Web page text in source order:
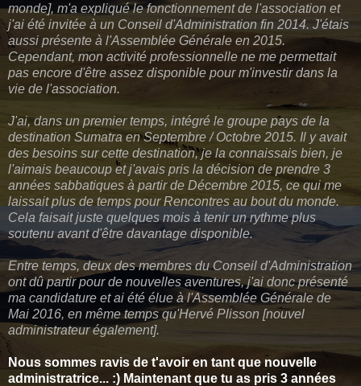
monde], m'a expliqué le fonctionnement de l'association et
j'ai été invitée à un Conseil d'Administration fin 2014. J'étais
aussi présente à l'Assemblée Générale en 2015.
Cependant, mon activité professionnelle ne me permettait
pas encore d'être assez disponible pour m'investir dans la
vie de l'association.
J'ai, dans un premier temps, intégré le groupe pays de la
destination Sumatra en Septembre / Octobre 2015. Il y avait
des besoins sur cette destination, je la connaissais bien, je
l'aimais beaucoup et j'avais pris la décision de prendre 3
années sabbatiques à partir de Décembre 2015, ce qui me
laissait plus de temps pour Rencontres au bout du monde.
Cela faisait juste quelques mois à tenir un rythme plus
soutenu avant d'être davantage disponible.
Entre temps, deux des membres du Conseil d'Administration
ont dû partir pour de nouvelles aventures, j'ai donc présenté
ma candidature et ai été élue à l'Assemblée Générale de
Mai 2016, en même temps qu'Hervé Plisson [nouvel
administrateur également].
Nous sommes ravis de t'avoir en tant que nouvelle
administratrice... :) Maintenant que tu as pris 3 années